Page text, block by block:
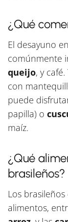
¿Qué
El desayuno
comúnmente
queijo, y
con
puede
papilla) o
maíz.
¿Qué
brasileños?
Los
alimentos,